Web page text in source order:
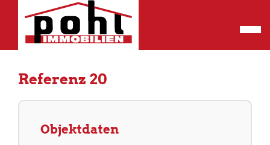
Referenz 20
Objektdaten